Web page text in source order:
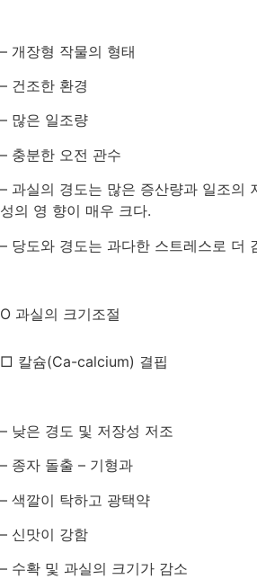
– 개장형 작물의 형태
– 건조한 환경
– 많은 일조량
– 충분한 오전 관수
– 과실의 경도는 많은 증산량과 일조의
성의 영 향이 매우 크다.
– 당도와 경도는 과다한 스트레스로 더
O 과실의 크기조절
□ 칼슘(Ca-calcium) 결핍
– 낮은 경도 및 저장성 저조
– 종자 돌출 – 기형과
– 색깔이 탁하고 광택약
– 신맛이 강함
– 수확 및 과실의 크기가 감소